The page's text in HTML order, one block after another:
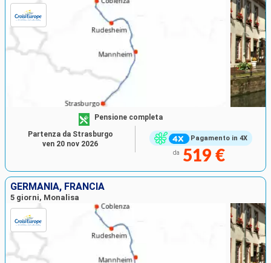
Pagamento in 4X
Pensione completa
da 519 €
Partenza da Strasburgo
ven 20 nov 2026
GERMANIA, FRANCIA
5 giorni, Monalisa